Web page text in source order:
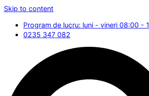
Skip to content
Program de lucru: luni - vineri 08:00 -
0235 347 082